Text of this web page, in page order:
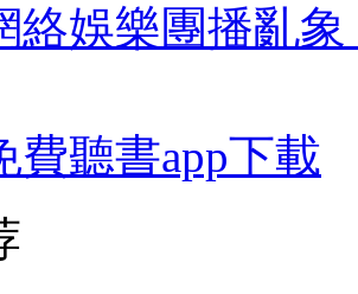
絡娛樂團播亂
費聽書app下載